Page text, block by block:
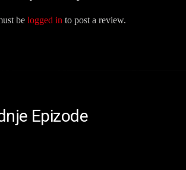
be logged in to post a review.
Epizode